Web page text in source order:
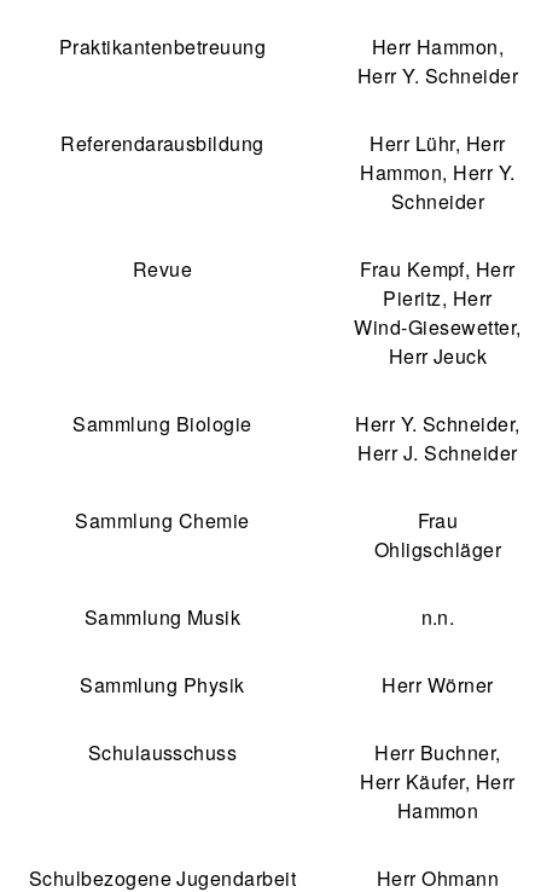
Praktikantenbetreuung
Herr Hammon,
Herr Y. Schneider
Referendarausbildung
Herr Lühr, Herr
Hammon, Herr Y.
Schneider
Revue
Frau Kempf, Herr
Pieritz, Herr
Wind-Giesewetter,
Herr Jeuck
Sammlung Biologie
Herr Y. Schneider,
Herr J. Schneider
Sammlung Chemie
Frau
Ohligschläger
Sammlung Musik n.n.
Sammlung Physik Herr Wörner
Schulausschuss
Herr Buchner,
Herr Käufer, Herr
Hammon
Schulbezogene Jugendarbeit Herr Ohmann